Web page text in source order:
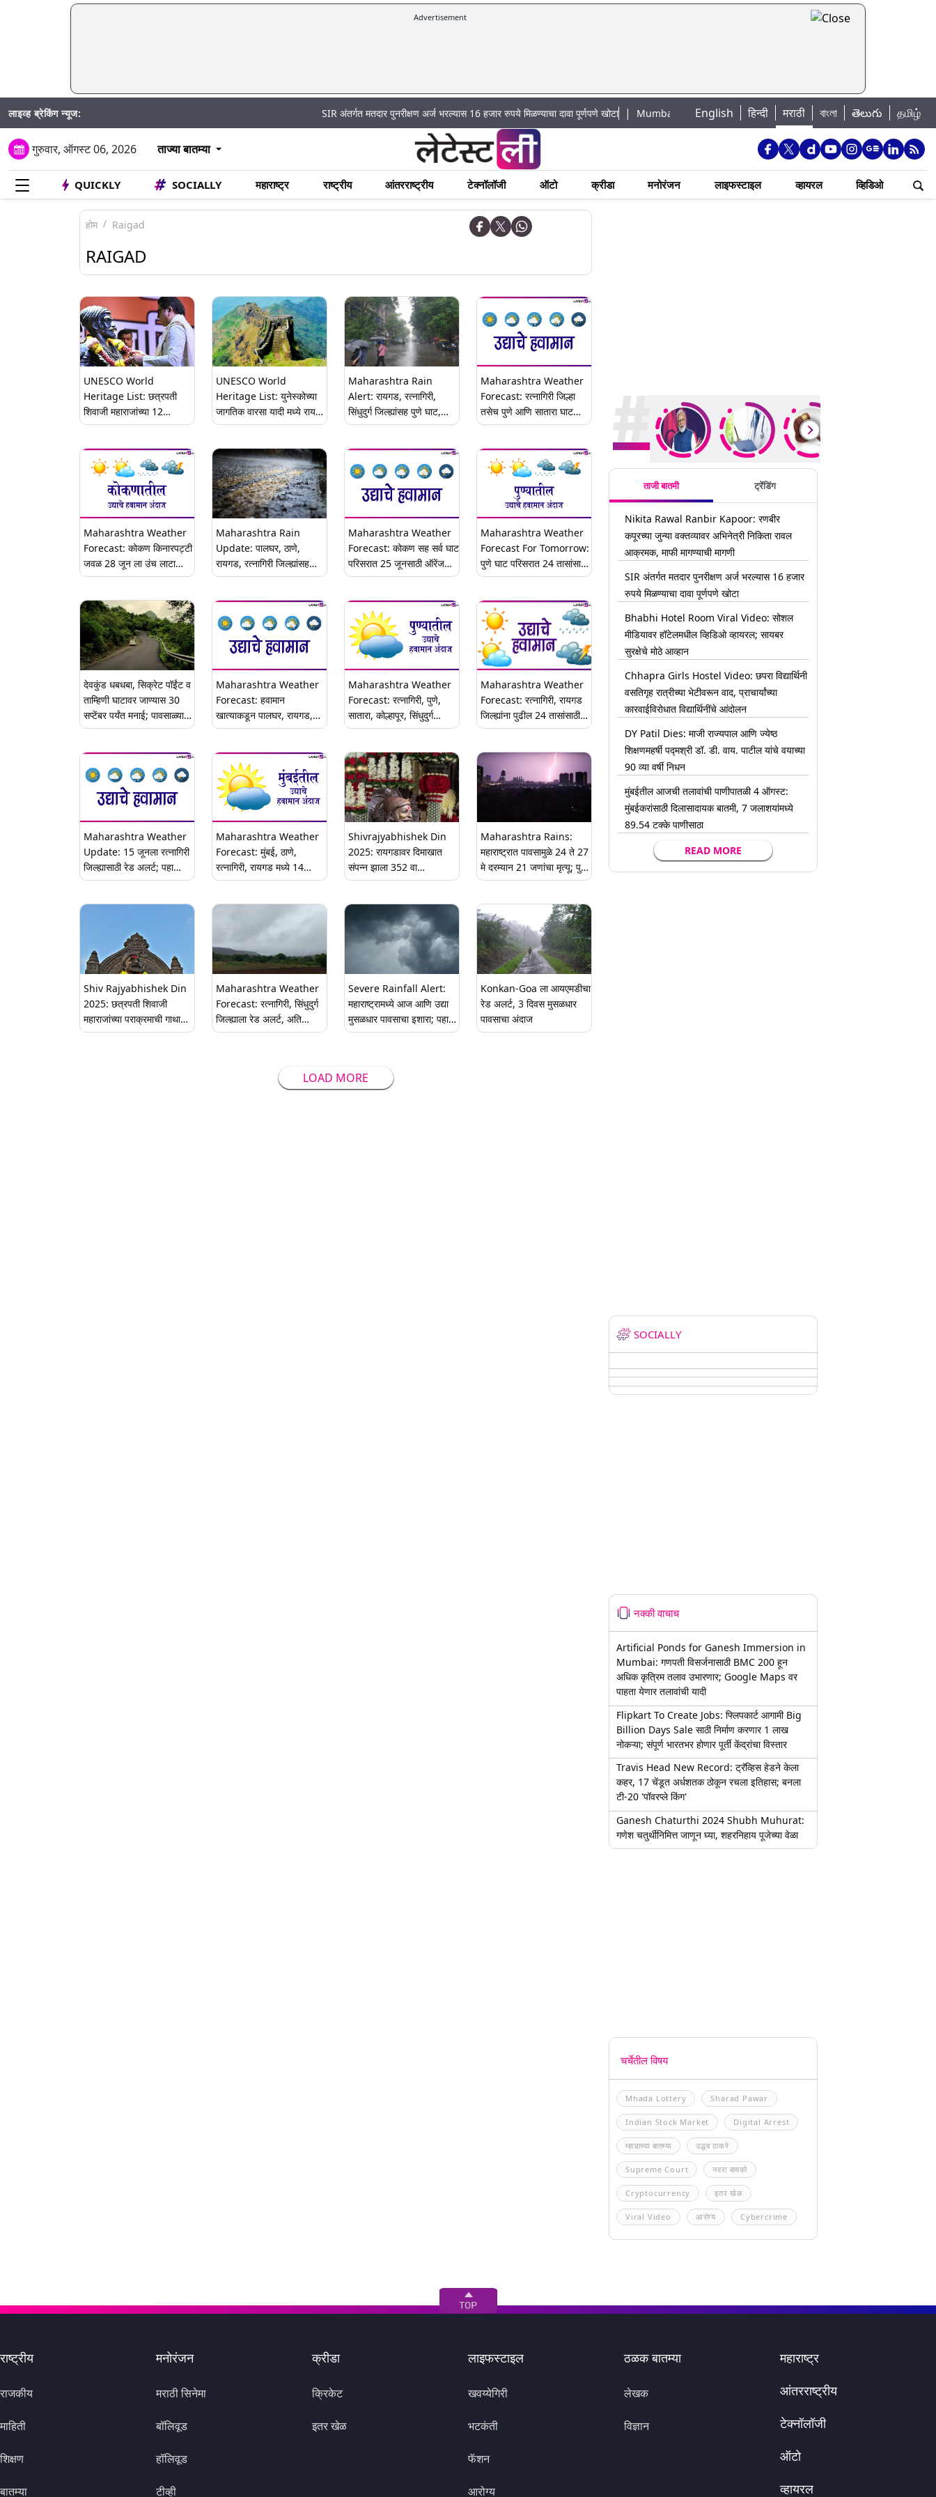
Advertisement
लाइव्ह ब्रेकिंग न्यूज: SIR अंतर्गत मतदार पुनरीक्षण अर्ज भरल्यास 16 हजार रुपये मिळण्याचा दावा पूर्णपणे खोटा|Mumbai Lake Water Levels: मुंबई पाणीपुरवठा अपडेट: शहरातील 7 तलावांमधील जलसाठा
English हिन्दी मराठी বাংলা తెలుగు தமிழ்
गुरुवार, ऑगस्ट 06, 2026 ताज्या बातम्या
QUICKLY SOCIALLY महाराष्ट्र राष्ट्रीय आंतरराष्ट्रीय टेक्नॉलॉजी ऑटो क्रीडा मनोरंजन लाइफस्टाइल व्हायरल व्हिडिओ
होम Raigad
RAIGAD
UNESCO World
Heritage List: छत्रपती
शिवाजी महाराजांच्या 12
किल्ल्यांना युनोस्को चा जागतिक
राज ठाकरेंनी सरकारला केलं
अलर्ट; 'जात पात न पाहता
अतिक्रमण हटवण्याची' मागणी
UNESCO World
Heritage List: युनेस्कोच्या
जागतिक वारसा यादी मध्ये रायगड
ते जिंजी किल्ल्यांचा समावेश;
जागतिक स्तरावर पोहोचणार
Maharashtra Rain
Alert: रायगड, रत्नागिरी,
सिंधुदुर्ग जिल्ह्यांसह पुणे घाट,
सातारा घाट, कोल्हापूर घाट
Maharashtra Weather
Forecast: रत्नागिरी जिल्हा
तसेच पुणे आणि सातारा घाट
परिसरात हवामान खात्याचा ऑरेंज
अंदाज
Maharashtra Weather
Forecast: कोकण किनारपट्टी
जवळ 28 जून ला उंच लाटा
उसळण्याचा अंदाज
Maharashtra Rain
Update: पालघर, ठाणे,
रायगड, रत्नागिरी जिल्ह्यांसह
नाशिक घाट, पुणे घाट, सातारा
Maharashtra Weather
Forecast: कोकण सह सर्व घाट
परिसरात 25 जूनसाठी ऑरेंज
अलर्ट
Maharashtra Weather
Forecast For Tomorrow:
पुणे घाट परिसरात 24 तासांसाठी
ऑरेंज अलर्ट; पहा उद्याचा हवामान
देवकुंड धबधबा, सिक्रेट पॉईंट व
ताम्हिणी घाटावर जाण्यास 30
सप्टेंबर पर्यंत मनाई; पावसाळ्यात
सुरक्षेच्या पार्श्वभूमीवर निर्णय
Maharashtra Weather
Forecast: हवामान
खात्याकडून पालघर, रायगड,
रत्नागिरी, सिंधुदुर्ग जिल्ह्यांना
अंदाज
Maharashtra Weather
Forecast: रत्नागिरी, पुणे,
सातारा, कोल्हापूर, सिंधुदुर्ग
जिल्ह्यांना ऑरेंज अलर्ट
Maharashtra Weather
Forecast: रत्नागिरी, रायगड
जिल्ह्यांना पुढील 24 तासांसाठी
'रेड अलर्ट; पहा उद्याचा हवामान
Maharashtra Weather
Update: 15 जूनला रत्नागिरी
जिल्ह्यासाठी रेड अलर्ट; पहा
उद्याचा हवामान अंदाज
Maharashtra Weather
Forecast: मुंबई, ठाणे,
रत्नागिरी, रायगड मध्ये 14
जूनला मुसळधार पावस्साचा
Shivrajyabhishek Din
2025: रायगडावर दिमाखात
संपन्न झाला 352 वा
शिवराज्याभिषेक दिन सोहळा
Maharashtra Rains:
महाराष्ट्रात पावसामुळे 24 ते 27
मे दरम्यान 21 जणांचा मृत्यू; पुणे,
सातारा, कोल्हापूर, रायगड,
सर्वाधिक फटका
Shiv Rajyabhishek Din
2025: छत्रपती शिवाजी
महाराजांच्या पराक्रमाची गाथा
सांगणार्‍या या गडकिल्ल्यांना एकदा
Maharashtra Weather
Forecast: रत्नागिरी, सिंधुदुर्ग
जिल्ह्याला रेड अलर्ट, अति
मुसळधारेचा इशारा; मुंबई, ठाणे,
Severe Rainfall Alert:
महाराष्ट्रामध्ये आज आणि उद्या
मुसळधार पावसाचा इशारा; पहा
रायगड, दक्षिण कोकण, मुंबई चा
Konkan-Goa ला आयएमडीचा
रेड अलर्ट, 3 दिवस मुसळधार
पावसाचा अंदाज
LOAD MORE
ताजी बातमी ट्रेंडिंग
Nikita Rawal Ranbir Kapoor: रणबीर
कपूरच्या जुन्या वक्तव्यावर अभिनेत्री निकिता रावल
आक्रमक, माफी मागण्याची मागणी
SIR अंतर्गत मतदार पुनरीक्षण अर्ज भरल्यास 16 हजार
रुपये मिळण्याचा दावा पूर्णपणे खोटा
Bhabhi Hotel Room Viral Video: सोशल
मीडियावर हॉटेलमधील व्हिडिओ व्हायरल; सायबर
सुरक्षेचे मोठे आव्हान
Chhapra Girls Hostel Video: छपरा विद्यार्थिनी
वसतिगृह रात्रीच्या भेटीवरून वाद, प्राचार्यांच्या
कारवाईविरोधात विद्यार्थिनींचे आंदोलन
DY Patil Dies: माजी राज्यपाल आणि ज्येष्ठ
शिक्षणमहर्षी पद्मश्री डॉ. डी. वाय. पाटील यांचे वयाच्या
90 व्या वर्षी निधन
मुंबईतील आजची तलावांची पाणीपातळी 4 ऑगस्ट:
मुंबईकरांसाठी दिलासादायक बातमी, 7 जलाशयांमध्ये
89.54 टक्के पाणीसाठा
READ MORE
SOCIALLY
नक्की वाचाच
Artificial Ponds for Ganesh Immersion in
Mumbai: गणपती विसर्जनासाठी BMC 200 हून
अधिक कृत्रिम तलाव उभारणार; Google Maps वर
पाहता येणार तलावांची यादी
Flipkart To Create Jobs: फ्लिपकार्ट आगामी Big
Billion Days Sale साठी निर्माण करणार 1 लाख
नोकऱ्या; संपूर्ण भारतभर होणार पूर्ती केंद्रांचा विस्तार
Travis Head New Record: ट्रॅव्हिस हेडने केला
कहर, 17 चेंडूत अर्धशतक ठोकून रचला इतिहास; बनला
टी-20 'पॉवरप्ले किंग'
Ganesh Chaturthi 2024 Shubh Muhurat:
गणेश चतुर्थीनिमित्त जाणून घ्या, शहरनिहाय पूजेच्या वेळा
चर्चेतील विषय
Mhada Lottery Sharad Pawar
Indian Stock Market Digital Arrest
म्हाडाच्या बातम्या उद्धव ठाकरे
Supreme Court नवरा बायको
Cryptocurrency इतर खेळ
Viral Video आरोग्य Cybercrime
राष्ट्रीय
राजकीय
माहिती
शिक्षण
बातम्या
मनोरंजन
मराठी सिनेमा
बॉलिवूड
हॉलिवूड
टीव्ही
क्रीडा
क्रिकेट
इतर खेळ
लाइफस्टाइल
खवय्येगिरी
भटकंती
फॅशन
आरोग्य
ठळक बातम्या
लेखक
विज्ञान
महाराष्ट्र
आंतरराष्ट्रीय
टेक्नॉलॉजी
ऑटो
व्हायरल